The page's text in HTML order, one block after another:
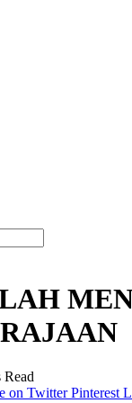
on Twitter Pinterest